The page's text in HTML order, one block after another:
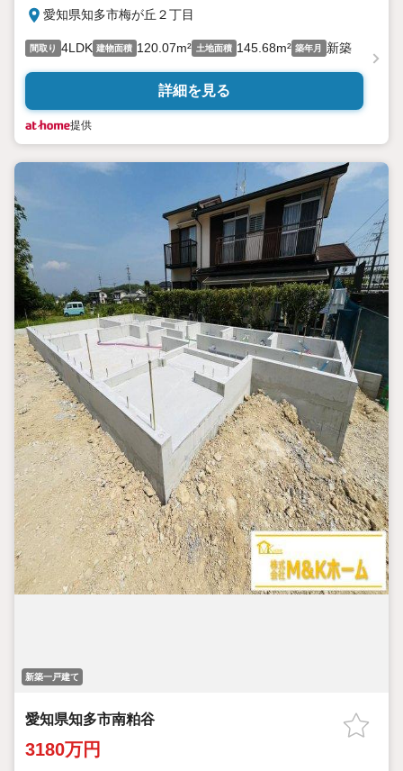
愛知県知多市梅が丘２丁目
間取り 4LDK 建物面積 120.07m² 土地面積 145.68m² 築年月 新築
詳細を見る
提供
新築一戸建て
愛知県知多市南粕谷
3180万円